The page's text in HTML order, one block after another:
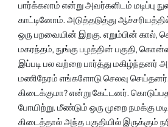
பார்க்கலாம் என்று அவர்களிடம்
காட்டினோம். அடுத்தடுத்து
ஒரு பறவையின் இறகு. எறும்பின் கால்,
மகரந்தம், நுங்கு பழத்தின் பகுதி,
இப்படி பல வற்றை பார்த்து மகிழ்ந்தனர்
மணிநேரம் எங்களோடு செலவு
கிடைக்குமா? என்று கேட்டனர்.
போயிற்று. மீண்டும் ஒரு முறை நமக்கு
கிடைத்தால் அந்த பகுதியில் இருக்கும்